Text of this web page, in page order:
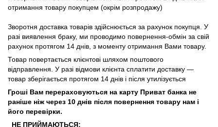
отримання товару покупцем (окрім розпродажу)
Зворотня доставка товарів здійснюється за рахунок покупця У
разі виявлення браку, ми проводимо повернення-обмін за свій
рахунок протягом 14 днів з моменту отримання Вами товару.
Товар повертається клієнтові шляхом поштового
відправлення. У разі відмови клієнта сплатити доставку ―
товар зберігається протягом 14 днів і після утилізується
Гроші Вам перераховуються на карту Приват банка не
раніше ніж через 10 днів після повернення товару нам і
його перевірки.
НЕ ПРИЙМАЮТЬСЯ: